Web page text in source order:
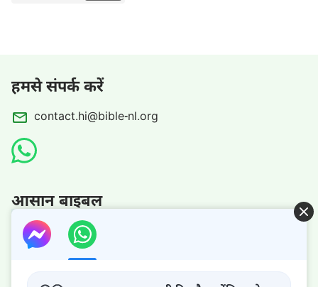
हमसे संपर्क करें
contact.hi@bible-nl.org
आसान बाइबल